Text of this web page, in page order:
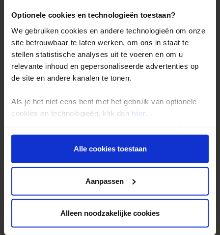
Optionele cookies en technologieën toestaan?
We gebruiken cookies en andere technologieën om onze
site betrouwbaar te laten werken, om ons in staat te
stellen statistische analyses uit te voeren en om u
relevante inhoud en gepersonaliseerde advertenties op
de site en andere kanalen te tonen.
Als je het niet eens bent met het gebruik van optionele
cookies en technologieën, klik dan hier
onder aan de pagina op elk gewenst moment voor de
toekomst wijzigen.Alle cookies toestaan
Aanpassen
Alleen noodzakelijke cookies
Reis- en annuleringsvoorwaarden
Veelgestelde vragen
Inloggen op mijn.Shoestring
Reisthema's
Groepsreizen
Single reizen
Gegarandeerde reizen
Nieuwe reizen
Over Shoestring
Bel, mail of chat met ons
Privacybeleid